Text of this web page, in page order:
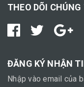
THEO DÕI CHÚNG
ĐĂNG KÝ NHẬN
Nhập vào email của